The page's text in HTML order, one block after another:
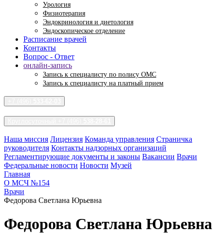
Урология
Физиотерапия
Эндокринология и диетология
Эндоскопическое отделение
Расписание врачей
Контакты
Вопрос - Ответ
онлайн-запись
Запись к специалисту по полису ОМС
Запись к специалисту на платный прием
Наша миссия Лицензия Команда управления Страничка
руководителя Контакты надзорных организаций
Регламентирующие документы и законы Вакансии Врачи
Федеральные новости Новости Музей
Главная
О МСЧ №154
Врачи
Федорова Светлана Юрьевна
Федорова Светлана Юрьевна